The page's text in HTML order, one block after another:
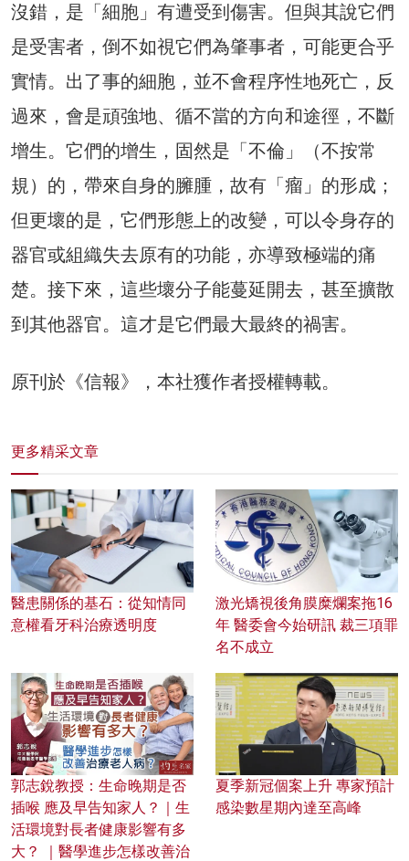
沒錯，是「細胞」有遭受到傷害。但與其說它們
是受害者，倒不如視它們為肇事者，可能更合乎
實情。出了事的細胞，並不會程序性地死亡，反
過來，會是頑強地、循不當的方向和途徑，不斷
增生。它們的增生，固然是「不倫」（不按常
規）的，帶來自身的臃腫，故有「瘤」的形成；
但更壞的是，它們形態上的改變，可以令身存的
器官或組織失去原有的功能，亦導致極端的痛
楚。接下來，這些壞分子能蔓延開去，甚至擴散
到其他器官。這才是它們最大最終的禍害。
原刊於《信報》，本社獲作者授權轉載。
更多精采文章
醫患關係的基石：從知情同
意權看牙科治療透明度
激光矯視後角膜糜爛案拖16
年 醫委會今始研訊 裁三項罪
名不成立
郭志銳教授：生命晚期是否
插喉 應及早告知家人？｜生
活環境對長者健康影響有多
大？ ｜醫學進步怎樣改善治
夏季新冠個案上升 專家預計
感染數星期內達至高峰